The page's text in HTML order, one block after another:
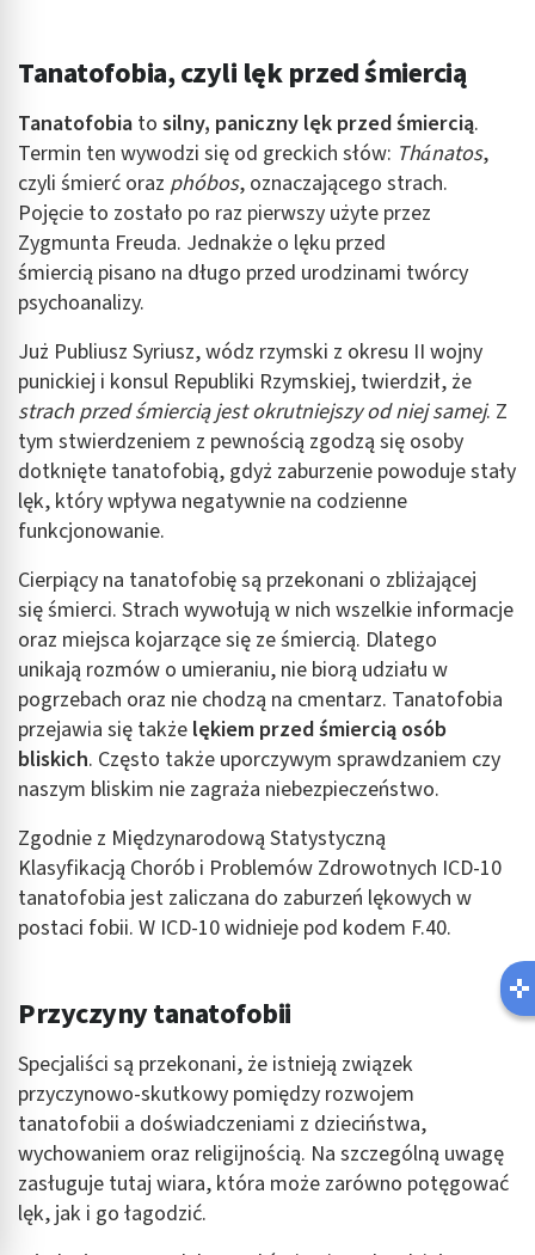
Tanatofobia, czyli lęk przed śmiercią
Tanatofobia to silny, paniczny lęk przed śmiercią.
Termin ten wywodzi się od greckich słów: Thánatos,
czyli śmierć oraz phóbos, oznaczającego strach.
Pojęcie to zostało po raz pierwszy użyte przez
Zygmunta Freuda. Jednakże o lęku przed
śmiercią pisano na długo przed urodzinami twórcy
psychoanalizy.
Już Publiusz Syriusz, wódz rzymski z okresu II wojny
punickiej i konsul Republiki Rzymskiej, twierdził, że
strach przed śmiercią jest okrutniejszy od niej samej. Z
tym stwierdzeniem z pewnością zgodzą się osoby
dotknięte tanatofobią, gdyż zaburzenie powoduje stały
lęk, który wpływa negatywnie na codzienne
funkcjonowanie.
Cierpiący na tanatofobię są przekonani o zbliżającej
się śmierci. Strach wywołują w nich wszelkie informacje
oraz miejsca kojarzące się ze śmiercią. Dlatego
unikają rozmów o umieraniu, nie biorą udziału w
pogrzebach oraz nie chodzą na cmentarz. Tanatofobia
przejawia się także lękiem przed śmiercią osób
bliskich. Często także uporczywym sprawdzaniem czy
naszym bliskim nie zagraża niebezpieczeństwo.
Zgodnie z Międzynarodową Statystyczną
Klasyfikacją Chorób i Problemów Zdrowotnych ICD-10
tanatofobia jest zaliczana do zaburzeń lękowych w
postaci fobii. W ICD-10 widnieje pod kodem F.40.
Przyczyny tanatofobii
Specjaliści są przekonani, że istnieją związek
przyczynowo-skutkowy pomiędzy rozwojem
tanatofobii a doświadczeniami z dzieciństwa,
wychowaniem oraz religijnością. Na szczególną uwagę
zasługuje tutaj wiara, która może zarówno potęgować
lęk, jak i go łagodzić.